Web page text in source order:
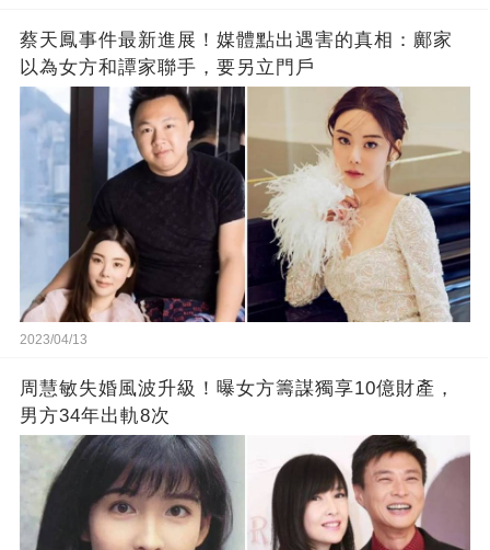
蔡天鳳事件最新進展！媒體點出遇害的真相：鄺家
以為女方和譚家聯手，要另立門戶
2023/04/13
周慧敏失婚風波升級！曝女方籌謀獨享10億財產，
男方34年出軌8次